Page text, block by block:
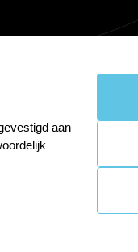
aan
Online